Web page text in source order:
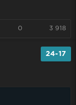
0 3 918
24-17